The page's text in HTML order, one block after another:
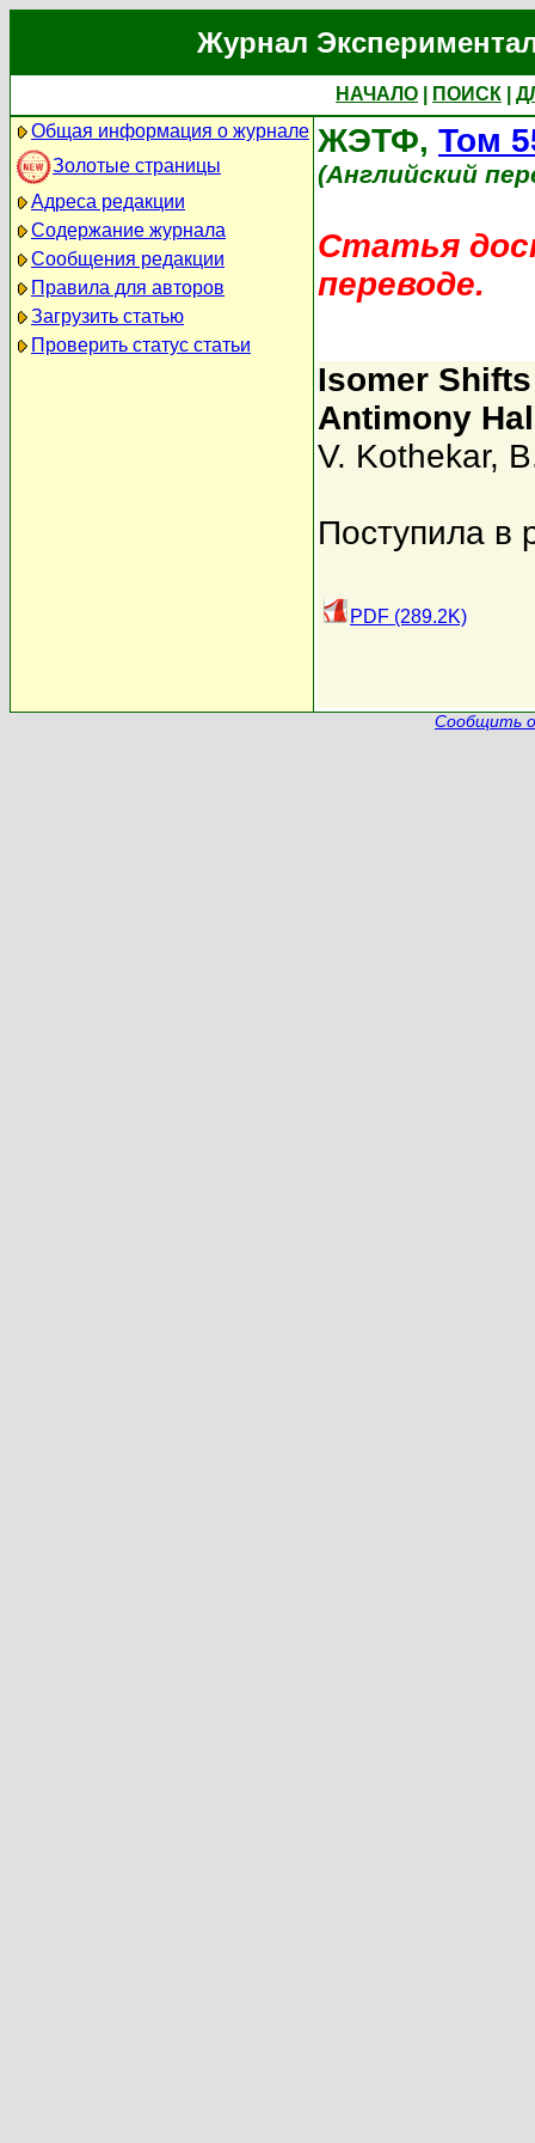
Журнал
НАЧАЛО ПОИСК
Общая информация о журнале
Золотые страницы
Адреса редакции
Содержание журнала
Сообщения редакции
Правила для авторов
Загрузить статью
Проверить статус статьи
ЖЭТФ, Том
(Английский
Статья
переводе.
Isomer
Antimony
V. Kothekar,
Поступила в
PDF (289.2K)
Сообщить о